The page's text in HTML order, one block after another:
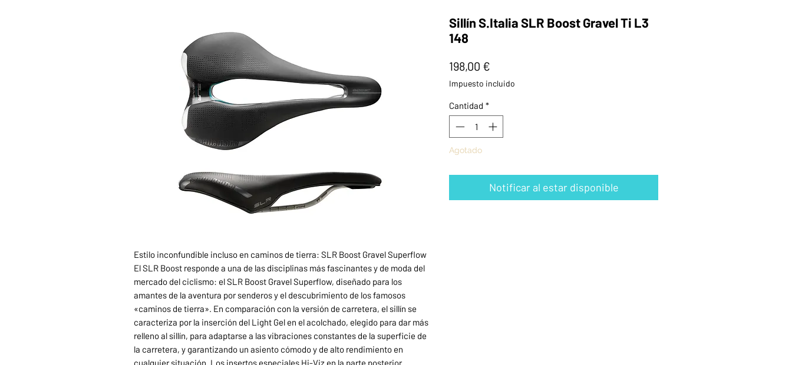
Estilo inconfundible incluso en caminos de tierra: SLR Boost Gravel Superflow
El SLR Boost responde a una de las disciplinas más fascinantes y de moda del
mercado del ciclismo: el SLR Boost Gravel Superflow, diseñado para los
amantes de la aventura por senderos y el descubrimiento de los famosos
«caminos de tierra». En comparación con la versión de carretera, el sillín se
caracteriza por la inserción del Light Gel en el acolchado, elegido para dar más
relleno al sillín, para adaptarse a las vibraciones constantes de la superficie de
la carretera, y garantizando un asiento cómodo y de alto rendimiento en
cualquier situación. Los insertos especiales Hi-Viz en la parte posterior
Sillín S.Italia SLR Boost Gravel Ti L3
148
198,00 €
Impuesto incluido
Cantidad *
Agotado
Notificar al estar disponible